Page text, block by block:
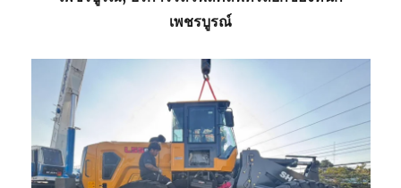
เพชรบูรณ์